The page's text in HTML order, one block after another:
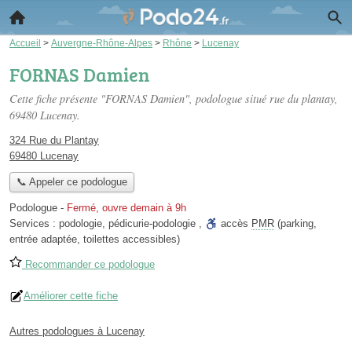
Accueil > Auvergne-Rhône-Alpes > Rhône > Lucenay
FORNAS Damien
Cette fiche présente "FORNAS Damien", podologue situé rue du plantay,
69480 Lucenay.
324 Rue du Plantay
69480 Lucenay
📞 Appeler ce podologue
Podologue - Fermé, ouvre demain à 9h
Services : podologie, pédicurie-podologie , accès PMR (parking,
entrée adaptée, toilettes accessibles)
Recommander ce podologue
Améliorer cette fiche
Autres podologues à Lucenay